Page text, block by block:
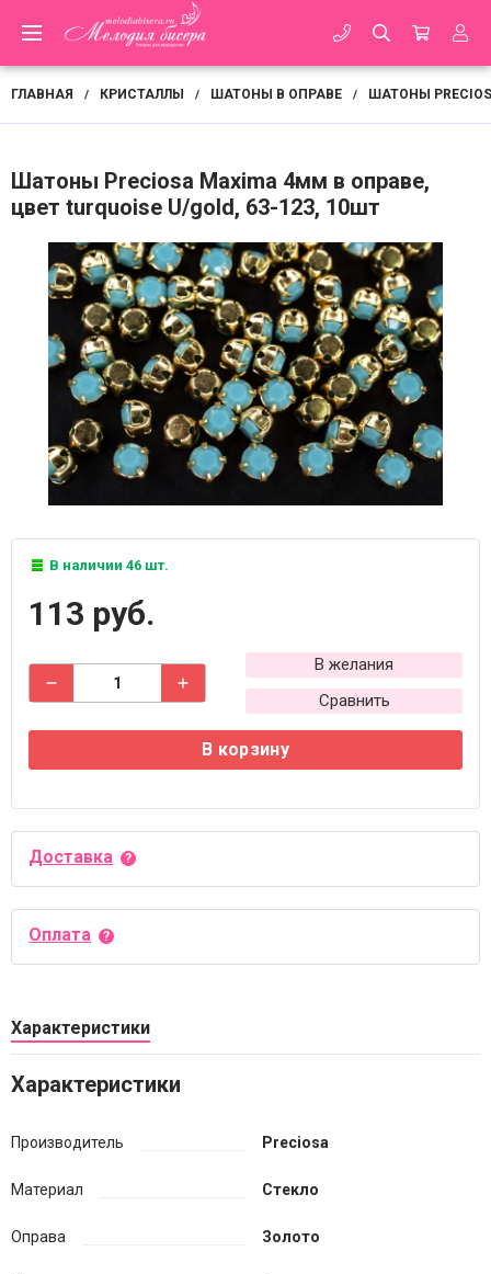
ГЛАВНАЯ / КРИСТАЛЛЫ / ШАТОНЫ В ОПРАВЕ / ШАТОНЫ
Шатоны Preciosa Maxima 4мм в оправе,
цвет turquoise U/gold, 63-123, 10шт
В наличии 46 шт.
113 руб.
В желания
Сравнить
В корзину
Доставка
Оплата
Характеристики
Характеристики
Производитель Preciosa
Материал Стекло
Оправа Золото